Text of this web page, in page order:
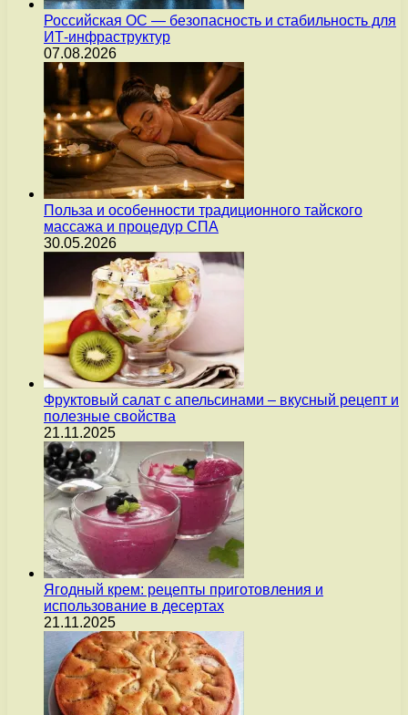
Российская ОС — безопасность и стабильность для
ИТ-инфраструктур
07.08.2026
Польза и особенности традиционного тайского
массажа и процедур СПА
30.05.2026
Фруктовый салат с апельсинами – вкусный рецепт и
полезные свойства
21.11.2025
Ягодный крем: рецепты приготовления и
использование в десертах
21.11.2025